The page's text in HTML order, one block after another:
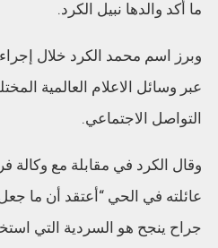
ما أكد والدها نبيل الكرد.
وبرز اسم محمد الكرد خلال إجراءه
عبر وسائل الاعلام العالمية
التواصل الاجتماعي.
وقال الكرد في مقابلة مع
عائلته في الحي “أعتقد أن ما
جراح ينجح هو السردية التي